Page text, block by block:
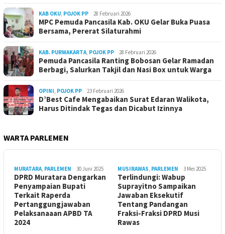
KAB OKU POJOK PP 28 Februari 2026
MPC Pemuda Pancasila Kab. OKU Gelar Buka Puasa
Bersama, Pererat Silaturahmi
KAB. PURWAKARTA POJOK PP 28 Februari 2026
Pemuda Pancasila Ranting Bobosan Gelar Ramadan
Berbagi, Salurkan Takjil dan Nasi Box untuk Warga
OPINI POJOK PP 23 Februari 2026
D’Best Cafe Mengabaikan Surat Edaran Walikota,
Harus Ditindak Tegas dan Dicabut Izinnya
WARTA PARLEMEN
MURATARA PARLEMEN 30 Juni 2025
DPRD Muratara Dengarkan
Penyampaian Bupati
Terkait Raperda
Pertanggungjawaban
Pelaksanaaan APBD TA
2024
MUSIRAWAS PARLEMEN 3 Mei 2025
Terlindungi: Wabup
Suprayitno Sampaikan
Jawaban Eksekutif
Tentang Pandangan
Fraksi-Fraksi DPRD Musi
Rawas